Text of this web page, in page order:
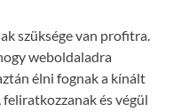
szüksége van profitra.
weboldaladra
élni fognak a kínált
és végül